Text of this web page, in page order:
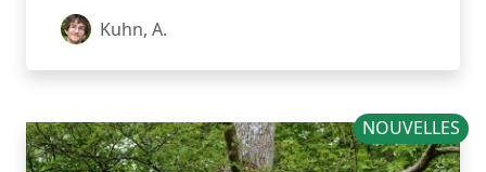
Kuhn, A.
NOUVELLES